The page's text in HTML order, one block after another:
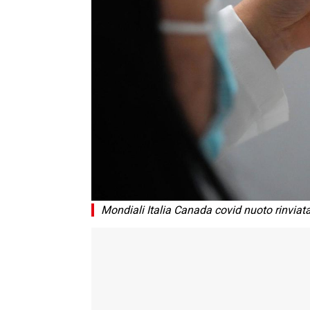
Mondiali Italia Canada covid nuoto